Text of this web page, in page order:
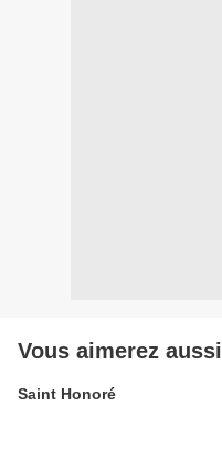
Vous aimerez aussi
Saint Honoré